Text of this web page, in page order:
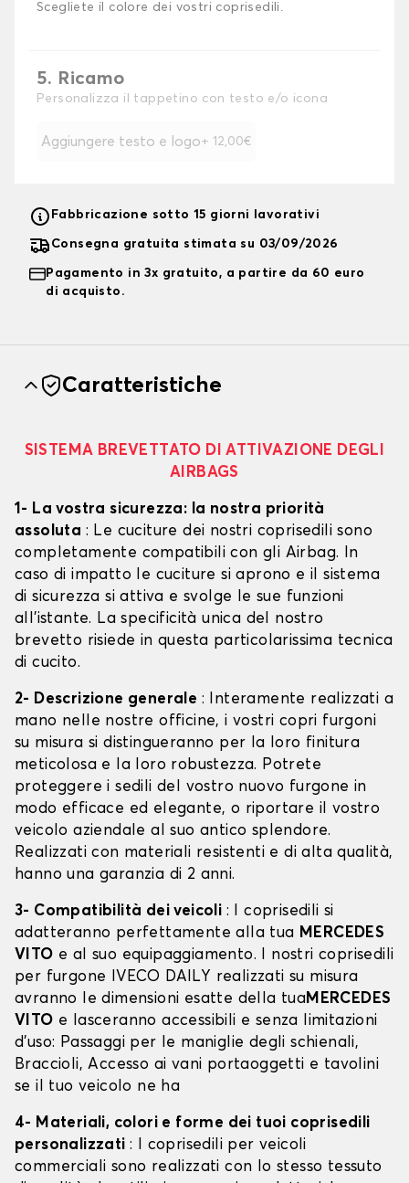
Scegliete il colore dei vostri coprisedili.
5. Ricamo
Personalizza il tappetino con testo e/o icona
Aggiungere testo e logo + 12,00€
Fabbricazione sotto 15 giorni lavorativi
Consegna gratuita stimata su 03/09/2026
Pagamento in 3x gratuito, a partire da 60 euro
di acquisto.
Caratteristiche
SISTEMA BREVETTATO DI ATTIVAZIONE DEGLI
AIRBAGS
1- La vostra sicurezza: la nostra priorità
assoluta : Le cuciture dei nostri coprisedili sono
completamente compatibili con gli Airbag. In
caso di impatto le cuciture si aprono e il sistema
di sicurezza si attiva e svolge le sue funzioni
all'istante. La specificità unica del nostro
brevetto risiede in questa particolarissima tecnica
di cucito.
2- Descrizione generale : Interamente realizzati a
mano nelle nostre officine, i vostri copri furgoni
su misura si distingueranno per la loro finitura
meticolosa e la loro robustezza. Potrete
proteggere i sedili del vostro nuovo furgone in
modo efficace ed elegante, o riportare il vostro
veicolo aziendale al suo antico splendore.
Realizzati con materiali resistenti e di alta qualità,
hanno una garanzia di 2 anni.
3- Compatibilità dei veicoli : I coprisedili si
adatteranno perfettamente alla tua MERCEDES
VITO e al suo equipaggiamento. I nostri coprisedili
per furgone IVECO DAILY realizzati su misura
avranno le dimensioni esatte della tuaMERCEDES
VITO e lasceranno accessibili e senza limitazioni
d’uso: Passaggi per le maniglie degli schienali,
Braccioli, Accesso ai vani portaoggetti e tavolini
se il tuo veicolo ne ha
4- Materiali, colori e forme dei tuoi coprisedili
personalizzati: I coprisedili per veicoli
commerciali sono realizzati con lo stesso tessuto